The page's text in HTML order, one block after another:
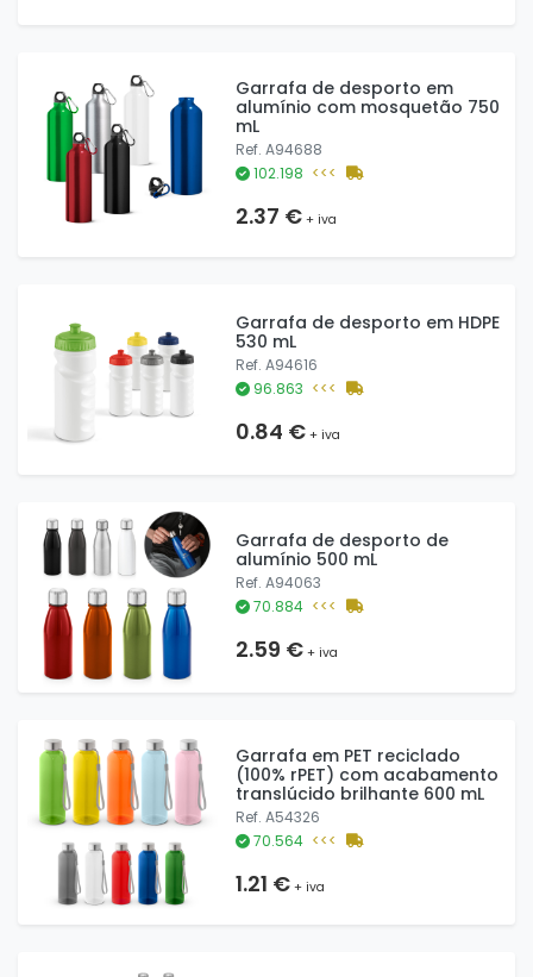
Garrafa de desporto em
alumínio com mosquetão 750
mL
Ref. A94688
102.198 <<<
2.37 €+ iva
Garrafa de desporto em HDPE
530 mL
Ref. A94616
96.863 <<<
0.84 €+ iva
Garrafa de desporto de
alumínio 500 mL
Ref. A94063
70.884 <<<
2.59 €+ iva
Garrafa em PET reciclado
(100% rPET) com acabamento
translúcido brilhante 600 mL
Ref. A54326
70.564 <<<
1.21 €+ iva